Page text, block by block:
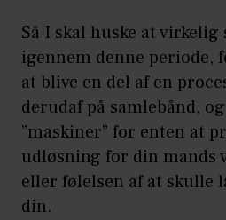
Så I skal huske at virkelig
igennem denne periode,
at blive en del af en
derudaf på samlebånd,
”maskiner” for enten at
udløsning for din mands
eller følelsen af at skulle
din.